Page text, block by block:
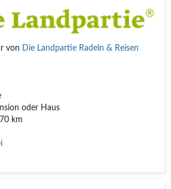
von
Die Landpartie Radeln & Reisen
oder Haus
km